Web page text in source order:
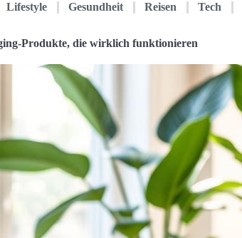
Lifestyle Gesundheit Reisen Tech
Produkte, die wirklich funktionieren